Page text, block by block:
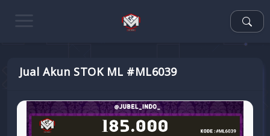
Jual Akun STOK ML #ML6039